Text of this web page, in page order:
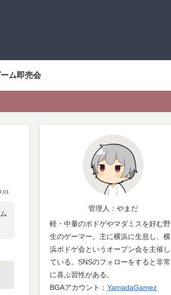
ム即売会
管理人：やまだ
軽・中量のボドゲやマダミスを好む野
生のゲーマー。主に横浜に生息し、横
浜ボドゲ会というオープン会を主催し
ている。SNSのフォローをすると非常
に喜ぶ習性がある。
BGAアカウント： YamadaGamez